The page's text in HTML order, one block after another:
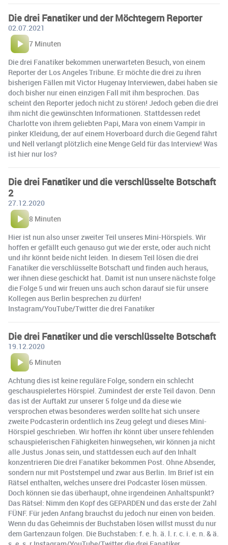
Die drei Fanatiker und der Möchtegern Reporter
02.07.2021
7 Minuten
Die drei Fanatiker bekommen unerwarteten Besuch, von einem
Reporter der Los Angeles Tribune. Er möchte die drei zu ihren
bisherigen Fällen mit Victor Hugenay Interviewen, dabei haben sie
doch bisher nur einen einzigen Fall mit ihm besprochen. Das
scheint den Reporter jedoch nicht zu stören! Jedoch geben die drei
ihm nicht die gewünschten Informationen. Stattdessen redet
Charlotte von ihrem geliebten Papi, Mara von einem Vampir in
pinker Kleidung, der auf einem Hoverboard durch die Gegend fährt
und Nell verlangt plötzlich eine Menge Geld für das Interview! Was
ist hier nur los?
Die drei Fanatiker und die verschlüsselte Botschaft
2
27.12.2020
8 Minuten
Hier ist nun also unser zweiter Teil unseres Mini-Hörspiels. Wir
hoffen er gefällt euch genauso gut wie der erste, oder auch nicht
und ihr könnt beide nicht leiden. In diesem Teil lösen die drei
Fanatiker die verschlüsselte Botschaft und finden auch heraus,
wer ihnen diese geschickt hat. Damit ist nun unsere nächste folge
die Folge 5 und wir freuen uns auch schon darauf sie für unsere
Kollegen aus Berlin besprechen zu dürfen!
Instagram/YouTube/Twitter die drei Fanatiker
Die drei Fanatiker und die verschlüsselte Botschaft
19.12.2020
6 Minuten
Achtung dies ist keine reguläre Folge, sondern ein schlecht
geschauspielertes Hörspiel. Zumindest der erste Teil davon. Denn
das ist der Auftakt zur unserer 5 folge und da diese wie
versprochen etwas besonderes werden sollte hat sich unsere
zweite Podcasterin ordentlich ins Zeug gelegt und dieses Mini-
Hörspiel geschrieben. Wir hoffen ihr könnt über unsere fehlenden
schauspielerischen Fähigkeiten hinwegsehen, wir können ja nicht
alle Justus Jonas sein, und stattdessen euch auf den Inhalt
konzentrieren Die drei Fanatiker bekommen Post. Ohne Absender,
sondern nur mit Poststempel und zwar aus Berlin. Im Brief ist ein
Rätsel enthalten, welches unsere drei Podcaster lösen müssen.
Doch können sie das überhaupt, ohne irgendeinen Anhaltspunkt?
Das Rätsel: Nimm den Kopf des GEPARDEN und das erste der Zahl
FÜNF. Für jeden Anfang brauchst du jedoch nur einen von beiden.
Wenn du das Geheimnis der Buchstaben lösen willst musst du nur
dem Gartenzaun folgen. Die Buchstaben: f. e. h. ä. l. r. c. i. e. n. & ä.